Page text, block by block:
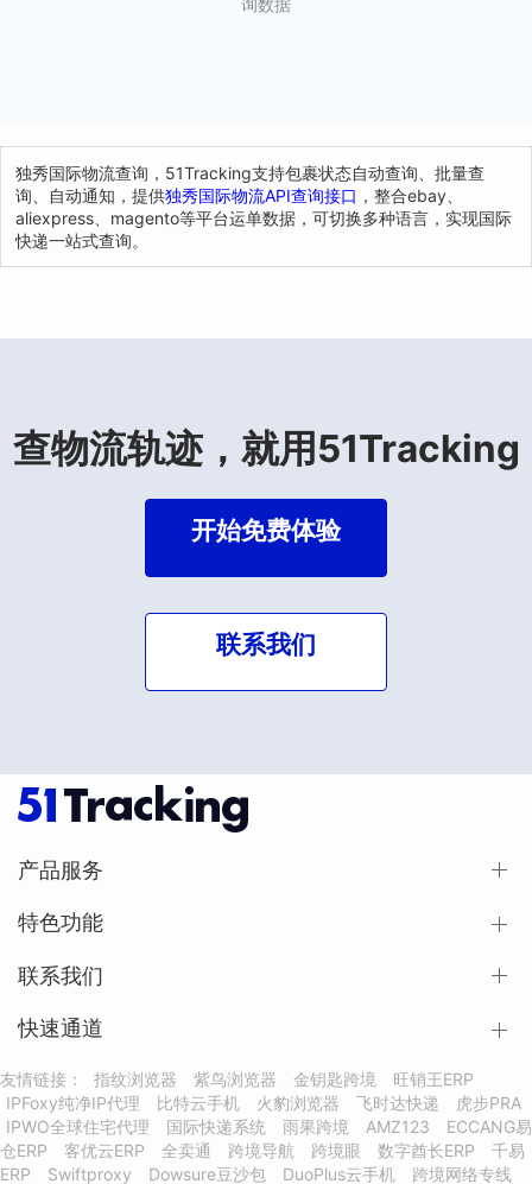
询数据
独秀国际物流查询，51Tracking支持包裹状态自动查询、批量查
询、自动通知，提供独秀国际物流API查询接口 ，整合ebay、
aliexpress、magento等平台运单数据，可切换多种语言，实现国际
快递一站式查询。
查物流轨迹，就用51Tracking
开始免费体验
联系我们
产品服务
特色功能
联系我们
快速通道
友情链接： 指纹浏览器 紫鸟浏览器 金钥匙跨境
旺销王ERP
IPFoxy纯净IP代理
比特云手机 火豹浏览器 飞时达快递
虎步PRA
IPWO全球住宅代理
国际快递系统 雨果跨境 AMZ123
ECCANG易
仓ERP
客优云ERP 全卖通 跨境导航 跨境眼 数字酋长ERP
千易
ERP
Swiftproxy Dowsure豆沙包 DuoPlus云手机 跨境网络专线